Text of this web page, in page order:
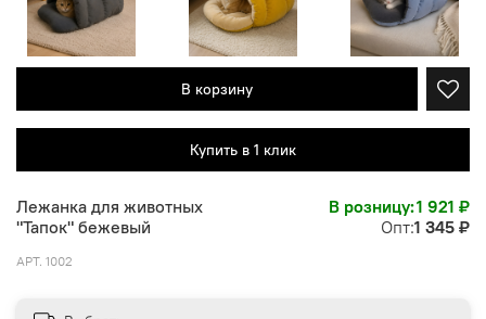
Лежанка для животных
"Тапок" бежевый
В розницу:1 921 ₽
Опт:1 345 ₽
АРТ. 1002
В корзину
Купить в 1 клик